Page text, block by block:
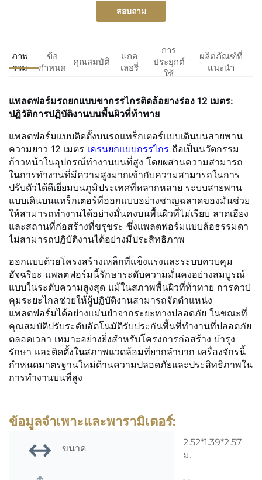
สอบถาม
ภาพ
รวม
ข้อ
กำหนด
คุณสมบัติ
แกล
เลอรี่
การ
ประยุกต์
ใช้
ผลิตภัณฑ์ที่
แนะนำ
แพลตฟอร์มรถยกแบบขากรรไกรติดล้อยางร่อง 12 เมตร:
ปฏิวัติการปฏิบัติงานบนพื้นผิวที่ท้าทาย
แพลตฟอร์มแบบติดตั้งบนรถแทร็กเตอร์แบบเดินบนสายพาน
ความยาว 12 เมตร เครนยกแบบกรรไกร ถือเป็นนวัตกรรม
ก้าวหน้าในอุปกรณ์ทำงานบนที่สูง โดยผสานความสามารถ
ในการทำงานที่มีความสูงมากเข้ากับความสามารถในการ
ปรับตัวได้ดีเยี่ยมบนภูมิประเทศที่หลากหลาย ระบบสายพาน
แบบเดินบนแทร็กเตอร์ที่ออกแบบอย่างชาญฉลาดของมันช่วย
ให้สามารถทำงานได้อย่างมั่นคงบนพื้นผิวที่ไม่เรียบ ลาดเอียง
และสถานที่ก่อสร้างที่ขรุขระ ซึ่งแพลตฟอร์มแบบล้อธรรมดา
ไม่สามารถปฏิบัติงานได้อย่างมีประสิทธิภาพ
ออกแบบด้วยโครงสร้างเหล็กที่แข็งแรงและระบบควบคุม
อัจฉริยะ แพลตฟอร์มนี้รักษาระดับความมั่นคงอย่างสมบูรณ์
แบบในระดับความสูงสุด แม้ในสภาพพื้นผิวที่ท้าทาย การควบ่
คุมระยะไกลช่วยให้ผู้ปฏิบัติงานสามารถจัดตำแหน่ง
แพลตฟอร์มได้อย่างแม่นยำจากระยะทางปลอดภัย ในขณะที่
คุณสมบัติปรับระดับอัตโนมัติรับประกันพื้นที่ทำงานที่ปลอดภัย
ตลอดเวลา เหมาะอย่างยิ่งสำหรับโครงการก่อสร้าง บำรุง
รักษา และติดตั้งในสภาพแวดล้อมที่ยากลำบาก เครื่องจักรนี้
กำหนดมาตรฐานใหม่ด้านความปลอดภัยและประสิทธิภาพใน
การทำงานบนที่สูง
ข้อมูลจำเพาะและพารามิเตอร์:
ขนาด
2.52*1.39*2.57
ม.